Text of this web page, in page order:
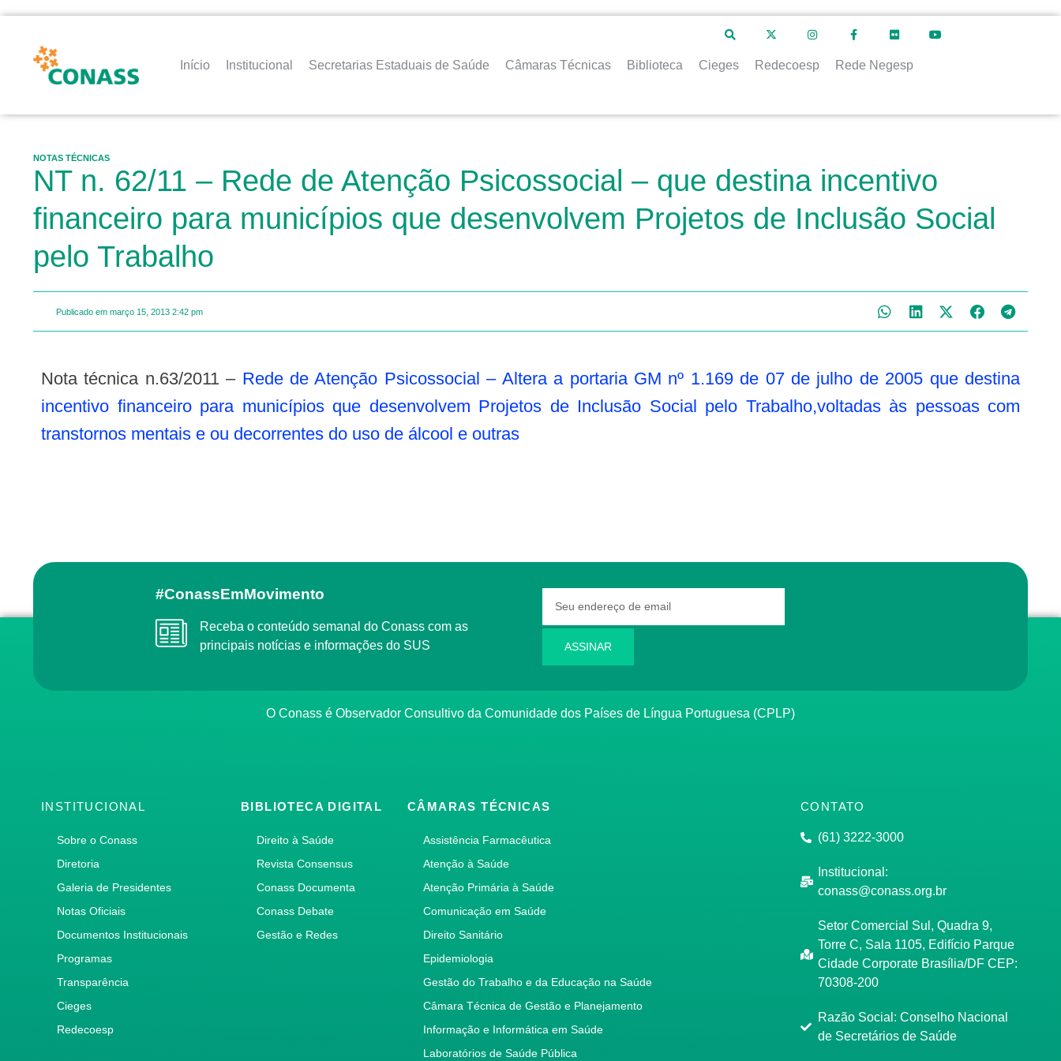
Início Institucional Secretarias Estaduais de Saúde Câmaras Técnicas Biblioteca Cieges Redecoesp Rede Negesp
NOTAS TÉCNICAS
NT n. 62/11 – Rede de Atenção Psicossocial – que destina incentivo
financeiro para municípios que desenvolvem Projetos de Inclusão Social
pelo Trabalho
Publicado em março 15, 2013 2:42 pm
Nota técnica n.63/2011 – Rede de Atenção Psicossocial – Altera a portaria GM nº 1.169 de 07 de julho de 2005 que destina
incentivo financeiro para municípios que desenvolvem Projetos de Inclusão Social pelo Trabalho,voltadas às pessoas com
transtornos mentais e ou decorrentes do uso de álcool e outras
#ConassEmMovimento
Receba o conteúdo semanal do Conass com as
principais notícias e informações do SUS
ASSINAR
O Conass é Observador Consultivo da Comunidade dos Países de Língua Portuguesa (CPLP)
INSTITUCIONAL
Sobre o Conass
Diretoria
Galeria de Presidentes
Notas Oficiais
Documentos Institucionais
Programas
Transparência
Cieges
Redecoesp
BIBLIOTECA DIGITAL
Direito à Saúde
Revista Consensus
Conass Documenta
Conass Debate
Gestão e Redes
CÂMARAS TÉCNICAS
Assistência Farmacêutica
Atenção à Saúde
Atenção Primária à Saúde
Comunicação em Saúde
Direito Sanitário
Epidemiologia
Gestão do Trabalho e da Educação na Saúde
Câmara Técnica de Gestão e Planejamento
Informação e Informática em Saúde
Laboratórios de Saúde Pública
CONTATO
(61) 3222-3000
Institucional:
conass@conass.org.br
Setor Comercial Sul, Quadra 9,
Torre C, Sala 1105, Edifício Parque
Cidade Corporate Brasília/DF CEP:
70308-200
Razão Social: Conselho Nacional
de Secretários de Saúde